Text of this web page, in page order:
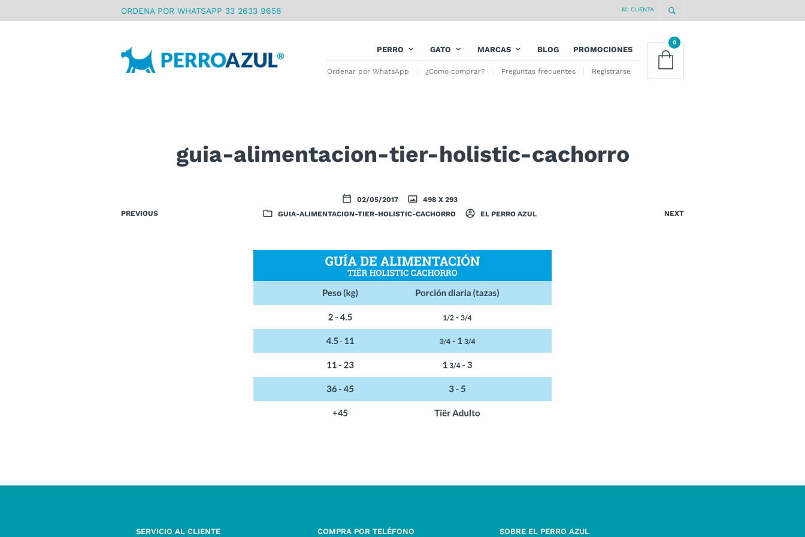
ORDENA POR WHATSAPP 33 2633 9658 MI CUENTA
PERRO GATO MARCAS BLOG PROMOCIONES
Ordenar por WhatsApp ¿Como comprar? Preguntas frecuentes Registrarse
0
guia-alimentacion-tier-holistic-cachorro
02/05/2017
498 X 293
GUIA-ALIMENTACION-TIER-HOLISTIC-CACHORRO
EL PERRO AZUL
PREVIOUS NEXT
SERVICIO AL CLIENTE COMPRA POR TELÉFONO SOBRE EL PERRO AZUL